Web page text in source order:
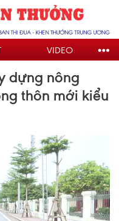
VIDEO
dựng nông
thôn mới kiểu